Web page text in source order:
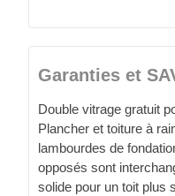
Garanties et
Double vitrage gratuit
Plancher et toiture à
lambourdes de
opposés sont
solide pour un toit plus